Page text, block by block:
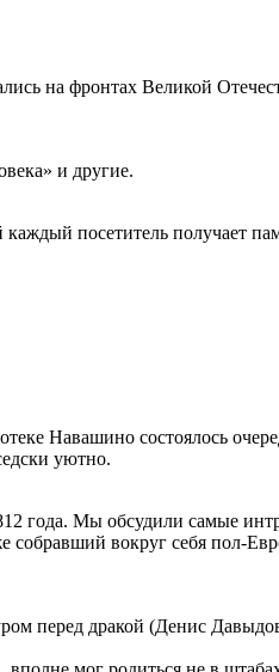
на фронтах Великой
и другие.
посетитель получает
Навашино состоялось
уютно.
года. Мы обсудили самые
вокруг себя пол-
перед дракой (Денис